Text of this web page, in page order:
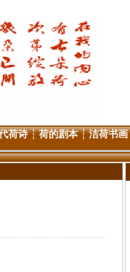
荷诗 ┆ 荷的剧本 ┆ 洁荷书画